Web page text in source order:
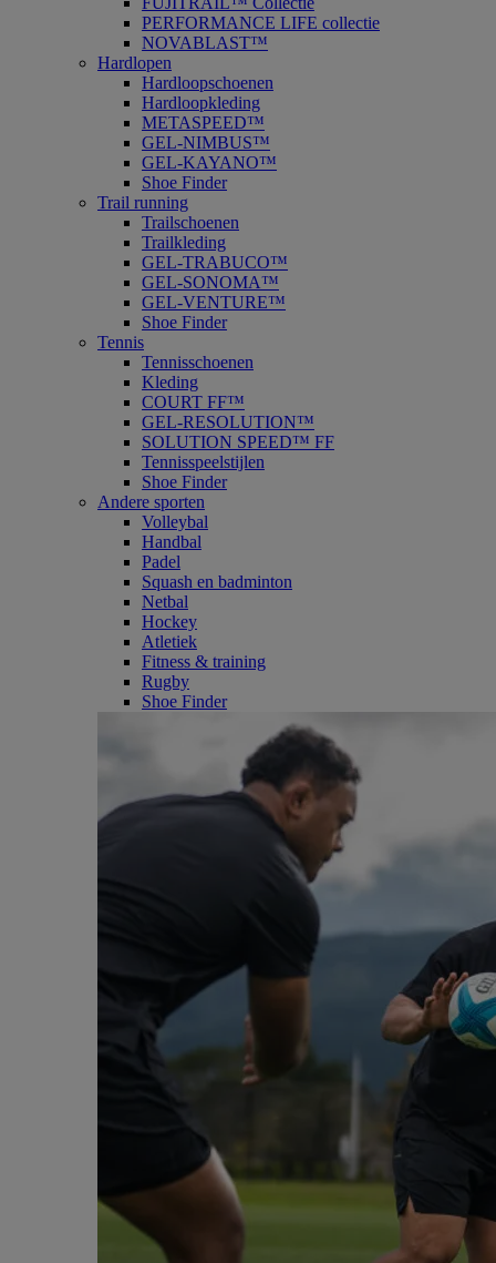
PERFORMANCE LIFE collectie
NOVABLAST™
Hardlopen
Hardloopschoenen
Hardloopkleding
METASPEED™
GEL-NIMBUS™
GEL-KAYANO™
Shoe Finder
Trail running
Trailschoenen
Trailkleding
GEL-TRABUCO™
GEL-SONOMA™
GEL-VENTURE™
Shoe Finder
Tennis
Tennisschoenen
Kleding
COURT FF™
GEL-RESOLUTION™
SOLUTION SPEED™ FF
Tennisspeelstijlen
Shoe Finder
Andere sporten
Volleybal
Handbal
Padel
Squash en badminton
Netbal
Hockey
Atletiek
Fitness & training
Rugby
Shoe Finder